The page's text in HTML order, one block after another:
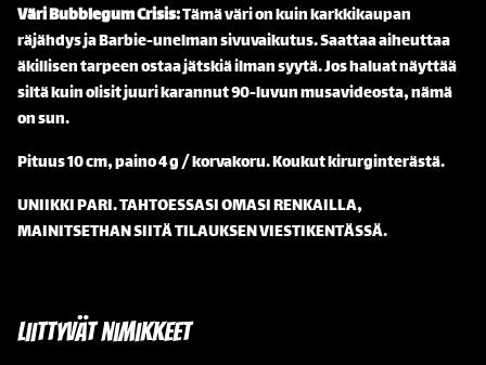
Väri Bubblegum Crisis:Tämä väri on kuin karkkikaupan
räjähdys ja Barbie-unelman sivuvaikutus. Saattaa aiheuttaa
äkillisen tarpeen ostaa jätskiä ilman syytä. Jos haluat näyttää
siltä kuin olisit juuri karannut 90-luvun musavideosta, nämä
on sun.
Pituus 10 cm, paino 4 g / korvakoru. Koukut kirurginterästä.
UNIIKKI PARI. TAHTOESSASI OMASI RENKAILLA,
MAINITSETHAN SIITÄ TILAUKSEN VIESTIKENTÄSSÄ.
Liittyvät nimikkeet